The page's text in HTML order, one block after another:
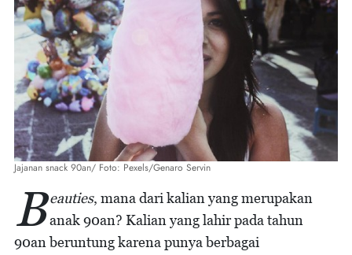
Jajanan snack 90an/ Foto: Pexels/Genaro Servin
B eauties, mana dari kalian yang merupakan
anak 90an? Kalian yang lahir pada tahun
90an beruntung karena punya berbagai